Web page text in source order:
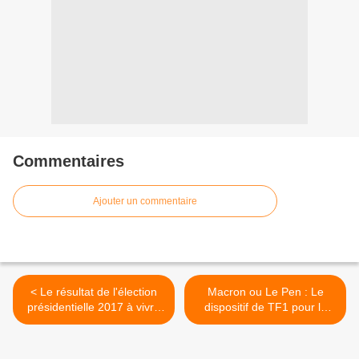
Commentaires
Ajouter un commentaire
< Le résultat de l'élection
présidentielle 2017 à vivre
en direct sur toutes les
Macron ou Le Pen : Le
dispositif de TF1 pour le
second tour de la